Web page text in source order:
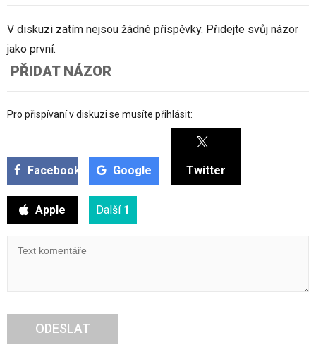
V diskuzi zatím nejsou žádné příspěvky. Přidejte svůj názor
jako první.
PŘIDAT NÁZOR
Pro přispívaní v diskuzi se musíte přihlásit:
Facebook Google Twitter
Apple Další 1
ODESLAT